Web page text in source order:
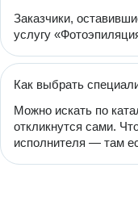
Заказчики,
услугу
Как выбрать
Можно искать по
откликнутся сами.
исполнителя — там